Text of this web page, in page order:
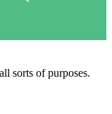
sorts of purposes.